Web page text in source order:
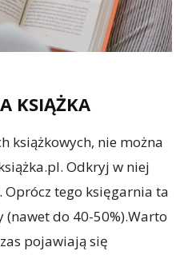
KSIĄŻKA
książkowych, nie można
Odkryj w niej
tego księgarnia ta
do 40-50%).Warto
pojawiają się